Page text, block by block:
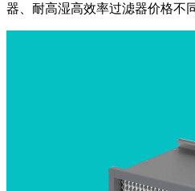
器、耐高湿高效率过滤器价格不